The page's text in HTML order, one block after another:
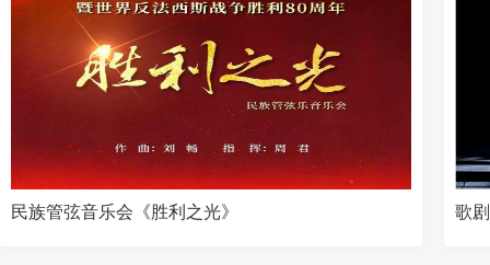
民族管弦音乐会《胜利之光》 歌